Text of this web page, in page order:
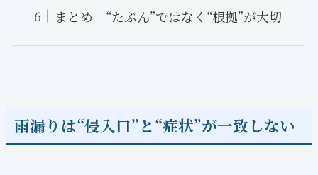
まとめ｜“たぶん”ではなく“根拠”が大切
雨漏りは“侵入口”と“症状”が一致しない